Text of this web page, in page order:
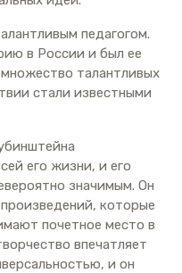
педагогом.
в России и был ее
талантливых
стали известными
его жизни, и его
значимым. Он
которые
почетное место в
впечатляет
и он